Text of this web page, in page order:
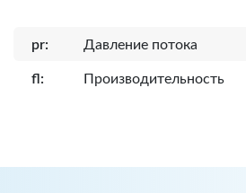
pr: Давление потока
fl: Производительность